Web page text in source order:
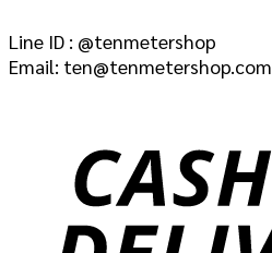
Line ID : @tenmetershop
Email: ten@tenmetershop.com